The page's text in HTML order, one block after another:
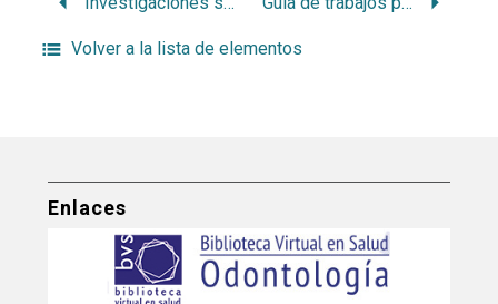
Volver a la lista de elementos
Enlaces